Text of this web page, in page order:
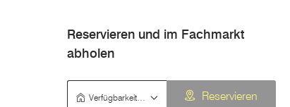
Reservieren und im Fachmarkt
abholen
Reservieren